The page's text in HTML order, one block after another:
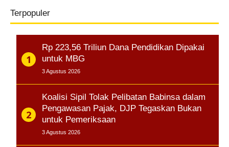
Terpopuler
Rp 223,56 Triliun Dana Pendidikan Dipakai
untuk MBG
3 Agustus 2026
Koalisi Sipil Tolak Pelibatan Babinsa dalam
Pengawasan Pajak, DJP Tegaskan Bukan
untuk Pemeriksaan
3 Agustus 2026